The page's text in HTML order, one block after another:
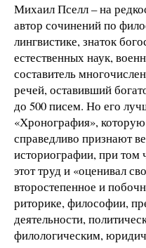
Михаил Пселл – на
автор сочинений по
лингвистике, знаток
естественных наук,
составитель
речей, оставивший
до 500 писем. Но его
«Хронография»,
справедливо признают
историографии, при том
этот труд и «оценивал
второстепенное и
риторике, философии,
деятельности,
филологическим,